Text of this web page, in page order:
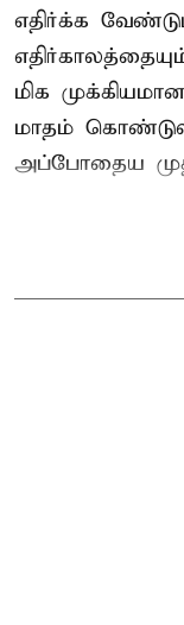
எதிர்க்க
மிக
மாதம்
அப்போதைய